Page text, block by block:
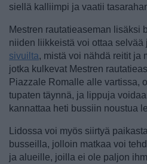
siellä kalliimpi ja vaatii
Mestren rautatieaseman lisäksi
niiden liikkeistä voi ottaa selvää
sivuilta, mistä voi nähdä reitit ja
jotka kulkevat Mestren
Piazzale Romalle alle vartissa,
tupaten täynnä, ja lippuja
kannattaa heti bussiin noustua
Lidossa voi myös siirtyä
busseilla, jolloin matkaa voi
ja alueille, joilla ei ole paljon